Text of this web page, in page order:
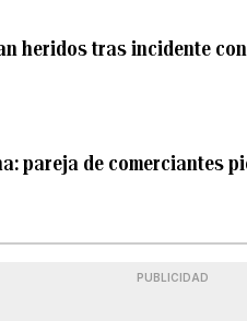
heridos tras incidente
pareja de comerciantes
PUBLICIDAD